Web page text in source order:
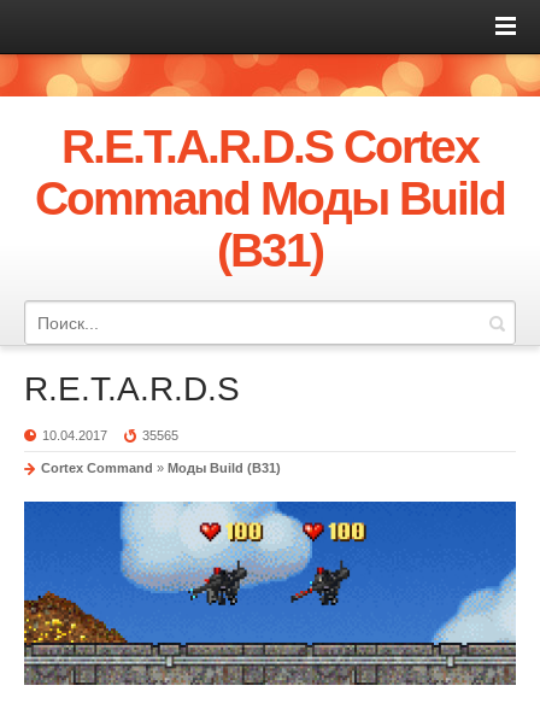
R.E.T.A.R.D.S Cortex
Command Моды Build
(B31)
R.E.T.A.R.D.S
10.04.2017 35565
Cortex Command » Моды Build (B31)